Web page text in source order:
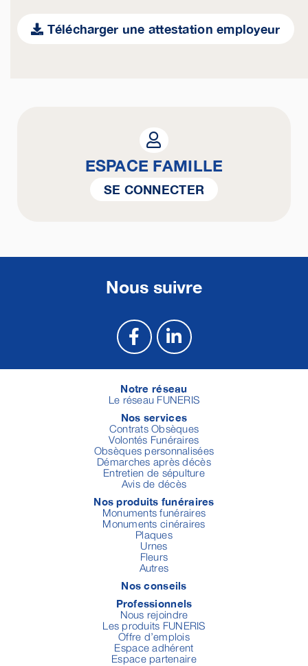
Télécharger une attestation employeur
ESPACE FAMILLE
SE CONNECTER
Nous suivre
Notre réseau
Le réseau FUNERIS
Nos services
Contrats Obsèques
Volontés Funéraires
Obsèques personnalisées
Démarches après décès
Entretien de sépulture
Avis de décès
Nos produits funéraires
Monuments funéraires
Monuments cinéraires
Plaques
Urnes
Fleurs
Autres
Nos conseils
Professionnels
Nous rejoindre
Les produits FUNERIS
Offre d’emplois
Espace adhérent
Espace partenaire